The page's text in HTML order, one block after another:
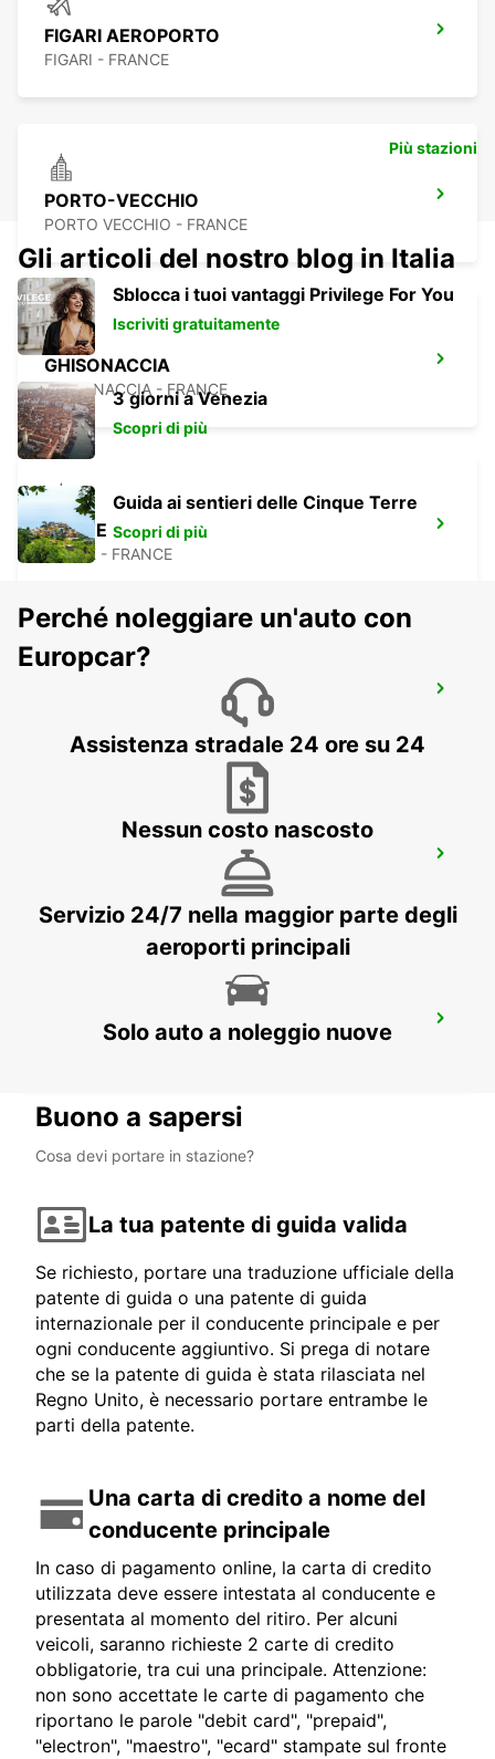
FIGARI AEROPORTO
FIGARI - FRANCE
PORTO-VECCHIO
PORTO VECCHIO - FRANCE
GHISONACCIA
GHISONACCIA - FRANCE
CORTE
CORTE - FRANCE
BASTIA AEROPORTO
Più stazioni
Gli articoli del nostro blog in Italia
Sblocca i tuoi vantaggi Privilege For You
Iscriviti gratuitamente
3 giorni a Venezia
Scopri di più
Guida ai sentieri delle Cinque Terre
Scopri di più
Perché noleggiare un'auto con
Europcar?
Assistenza stradale 24 ore su 24
Nessun costo nascosto
Servizio 24/7 nella maggior parte degli
aeroporti principali
Solo auto a noleggio nuove
Buono a sapersi
Cosa devi portare in stazione?
La tua patente di guida valida
Se richiesto, portare una traduzione ufficiale della
patente di guida o una patente di guida
internazionale per il conducente principale e per
ogni conducente aggiuntivo. Si prega di notare
che se la patente di guida è stata rilasciata nel
Regno Unito, è necessario portare entrambe le
parti della patente.
Una carta di credito a nome del
conducente principale
In caso di pagamento online, la carta di credito
utilizzata deve essere intestata al conducente e
presentata al momento del ritiro. Per alcuni
veicoli, saranno richieste 2 carte di credito
obbligatorie, tra cui una principale. Attenzione:
non sono accettate le carte di pagamento che
riportano le parole "debit card", "prepaid",
"electron", "maestro", "ecard" stampate sul fronte